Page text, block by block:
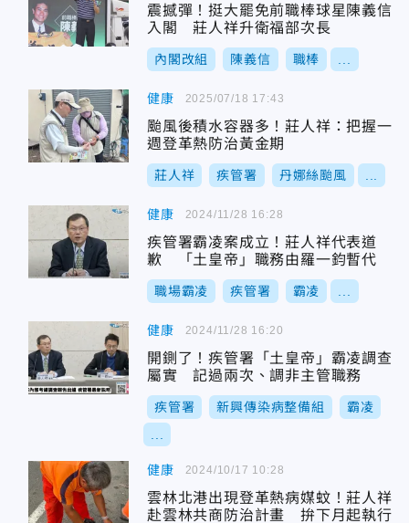
震撼彈！挺大罷免前職棒球星陳義信
入閣 莊人祥升衛福部次長
內閣改組 陳義信 職棒
健康
颱風後積水容器多！莊人祥：把握一
週登革熱防治黃金期
莊人祥 疾管署 丹娜絲颱風
2025/07/18 17:43
健康
疾管署霸凌案成立！莊人祥代表道
歉 「土皇帝」職務由羅一鈞暫代
職場霸凌 疾管署 霸凌
2024/11/28 16:28
健康
開鍘了！疾管署「土皇帝」霸凌調查
屬實 記過兩次、調非主管職務
疾管署 新興傳染病整備組 霸凌
2024/11/28 16:20
健康
雲林北港出現登革熱病媒蚊！莊人祥
赴雲林共商防治計畫 拚下月起執行
2024/10/17 10:28